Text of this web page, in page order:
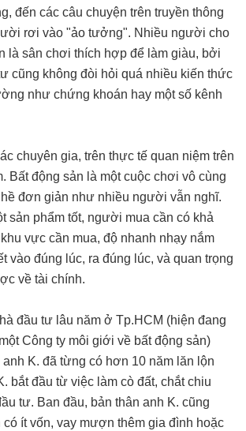
đến các câu chuyện trên truyền thông
rơi vào "ảo tưởng". Nhiều người cho
là sân chơi thích hợp để làm giàu, bởi
cũng không đòi hỏi quá nhiều kiến thức
như chứng khoán hay một số kênh
chuyên gia, trên thực tế quan niệm trên
Bất động sản là một cuộc chơi vô cùng
đơn giản như nhiều người vẫn nghĩ.
sản phẩm tốt, người mua cần có khả
vực cần mua, độ nhanh nhạy nắm
vào đúng lúc, ra đúng lúc, và quan trọng
về tài chính.
đầu tư lâu năm ở Tp.HCM (hiện đang
Công ty môi giới về bất động sản)
K. đã từng có hơn 10 năm lăn lộn
bắt đầu từ việc làm cò đất, chắt chiu
tư. Ban đầu, bản thân anh K. cũng
có ít vốn, vay mượn thêm gia đình hoặc